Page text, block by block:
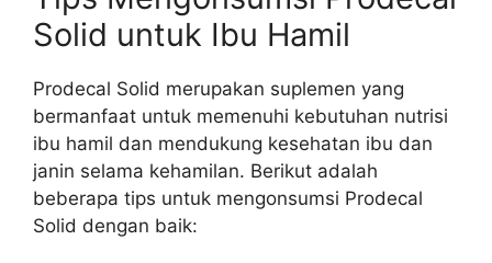
Solid untuk Ibu Hamil
Prodecal Solid merupakan suplemen yang
bermanfaat untuk memenuhi kebutuhan nutrisi
ibu hamil dan mendukung kesehatan ibu dan
janin selama kehamilan. Berikut adalah
beberapa tips untuk mengonsumsi Prodecal
Solid dengan baik: